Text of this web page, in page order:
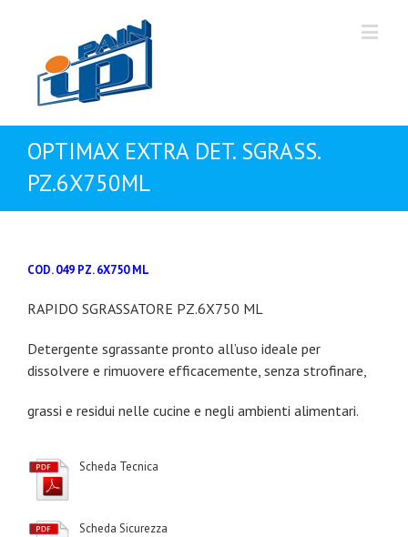
OPTIMAX EXTRA DET. SGRASS.
PZ.6X750ML
COD. 049 PZ. 6X750 ML
RAPIDO SGRASSATORE PZ.6X750 ML
Detergente sgrassante pronto all’uso ideale per
dissolvere e rimuovere efficacemente, senza strofinare,
grassi e residui nelle cucine e negli ambienti alimentari.
Scheda Tecnica
Scheda Sicurezza